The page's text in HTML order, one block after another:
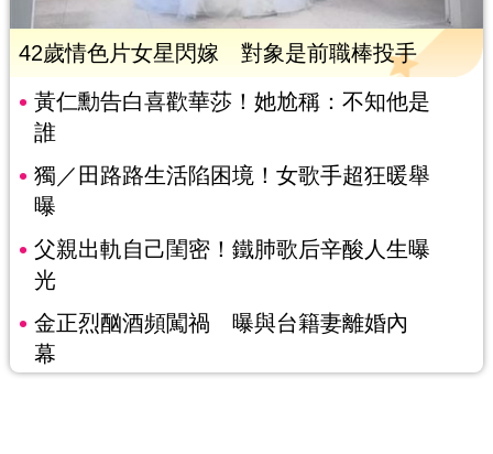
42歲情色片女星閃嫁 對象是前職棒投手
黃仁勳告白喜歡華莎！她尬稱：不知他是
誰
獨／田路路生活陷困境！女歌手超狂暖舉
曝
父親出軌自己閨密！鐵肺歌后辛酸人生曝
光
金正烈酗酒頻闖禍 曝與台籍妻離婚內
幕